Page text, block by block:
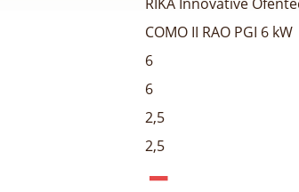
COMO II RAO PGI 6 kW
6
6
2,5
2,5